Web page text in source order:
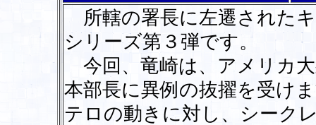
所轄の署長に左遷された
シリーズ第３弾です。
今回、竜崎は、アメリカ
本部長に異例の抜擢を受け
テロの動きに対し、シーク